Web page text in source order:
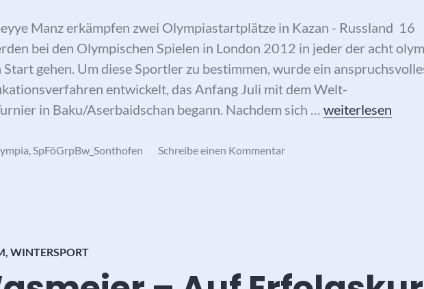
Manz erkämpfen zwei Olympiastartplätze in Kazan - Russland 16
bei den Olympischen Spielen in London 2012 in jeder der acht
gehen. Um diese Sportler zu bestimmen, wurde ein
entwickelt, das Anfang Juli mit dem Welt-
in Baku/Aserbaidschan begann. Nachdem sich … Top Europa-
weiterlesen
SpFöGrpBw_Sonthofen Schreibe einen Kommentar
, WINTERSPORT